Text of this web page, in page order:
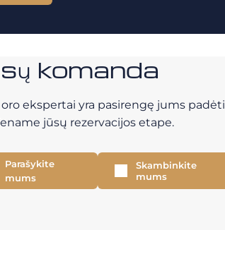
komanda
ekspertai yra pasirengę jums padėti
jūsų rezervacijos etape.
Parašykite
mums
Skambinkite
mums